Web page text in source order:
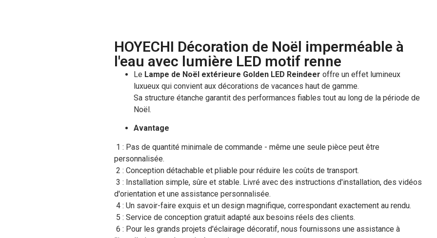
HOYECHI Décoration de Noël imperméable à
l'eau avec lumière LED motif renne
Le Lampe de Noël extérieure Golden LED Reindeer offre un effet lumineux
luxueux qui convient aux décorations de vacances haut de gamme.
Sa structure étanche garantit des performances fiables tout au long de la période de
Noël.
Avantage
1 : Pas de quantité minimale de commande - même une seule pièce peut être
personnalisée.
2 : Conception détachable et pliable pour réduire les coûts de transport.
3 : Installation simple, sûre et stable. Livré avec des instructions d'installation, des vidéos
d'orientation et une assistance personnalisée.
4 : Un savoir-faire exquis et un design magnifique, correspondant exactement au rendu.
5 : Service de conception gratuit adapté aux besoins réels des clients.
6 : Pour les grands projets d'éclairage décoratif, nous fournissons une assistance à